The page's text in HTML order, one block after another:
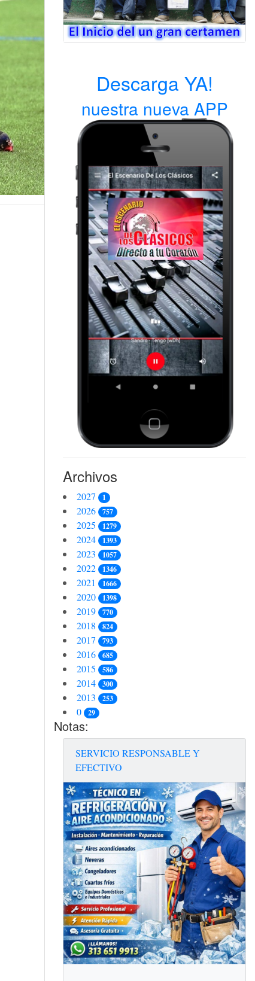
Descarga YA!
nuestra nueva APP
Archivos
2027 1
2026 757
2025 1279
2024 1393
2023 1057
2022 1346
2021 1666
2020 1398
2019 770
2018 824
2017 793
2016 685
2015 586
2014 300
2013 253
0 29
Notas:
SERVICIO RESPONSABLE Y
EFECTIVO